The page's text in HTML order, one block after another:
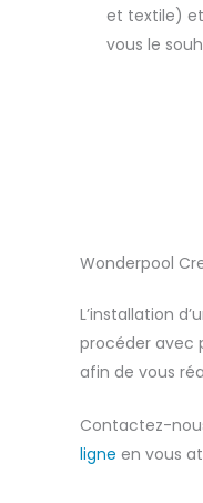
et textile)
vous le
Wonderpool
L’installation
procéder avec
afin de vous
Contactez-
ligne en vous